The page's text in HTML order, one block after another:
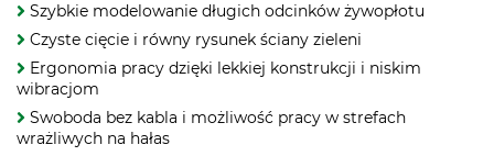
Szybkie modelowanie długich odcinków żywopłotu
Czyste cięcie i równy rysunek ściany zieleni
Ergonomia pracy dzięki lekkiej konstrukcji i niskim
wibracjom
Swoboda bez kabla i możliwość pracy w strefach
wrażliwych na hałas